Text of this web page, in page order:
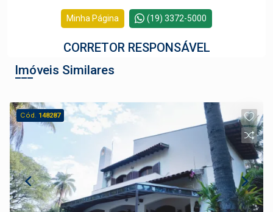
Minha Página (19) 3372-5000
CORRETOR RESPONSÁVEL
Raul Dantas Borges
CRECI 195602-F - Locação
Minha Página (19) 3372-5000
Imóveis Similares
Cód. 148287